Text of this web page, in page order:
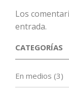
Los
entrada.
CATEGORÍAS
En medios (3)